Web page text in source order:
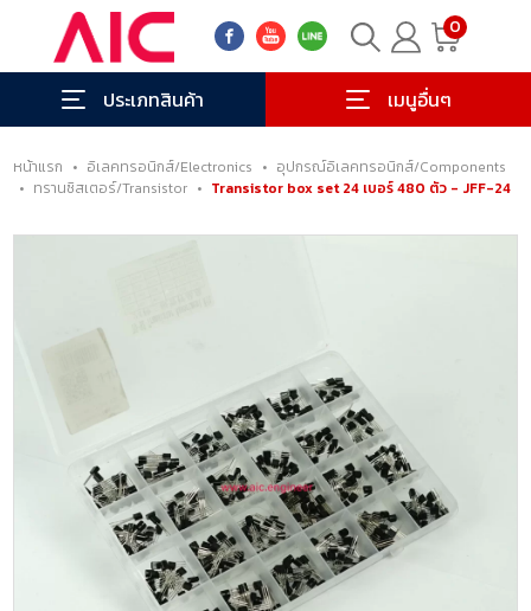
0
ประเภทสินค้า เมนูอื่นๆ
หน้าแรก • อิเลคทรอนิกส์/Electronics • อุปกรณ์อิเลคทรอนิกส์/Components
• ทรานซิสเตอร์/Transistor • Transistor box set 24 เบอร์ 480 ตัว - JFF-24